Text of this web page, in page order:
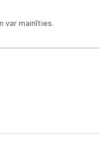
var mainīties.